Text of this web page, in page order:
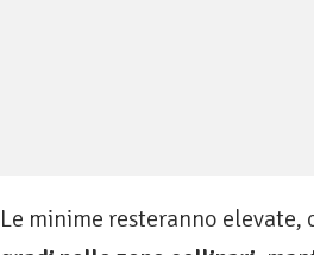
Le minime resteranno elevate,